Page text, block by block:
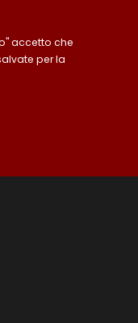
accetto che
per la